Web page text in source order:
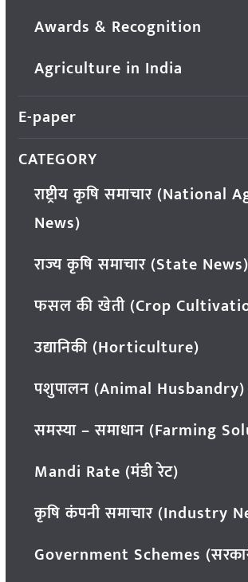
Awards & Recognition
Agriculture in India
E-paper
CATEGORY
राष्ट्रीय कृषि समाचार
News)
राज्य कृषि समाचार (State News)
फसल की खेती (Crop
उद्यानिकी (Horticulture)
पशुपालन (Animal Husbandry)
समस्या – समाधान (Farming
Mandi Rate (मंडी रेट)
कृषि कंपनी समाचार (Industry
Government Schemes